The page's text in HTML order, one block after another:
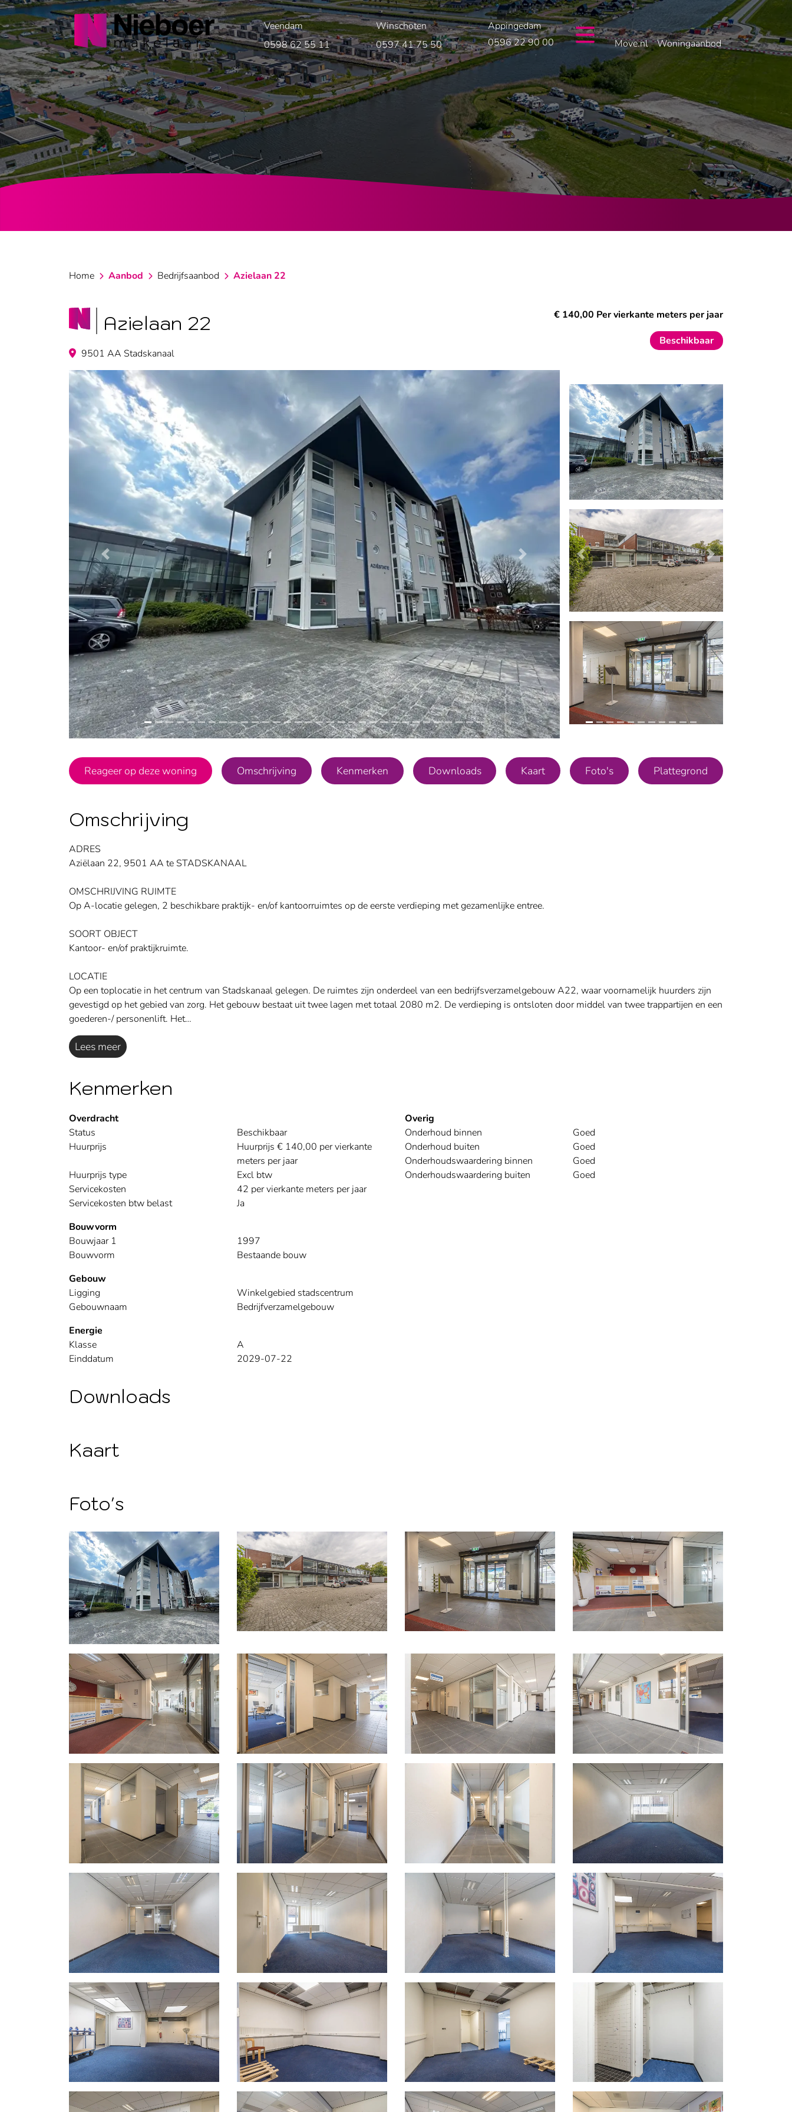
overslaan
Veendam
0598 62 55 11
Winschoten
0597 41 75 50
Appingedam
0596 22 90 00
Move.nl Woningaanbod
Home Aanbod Bedrijfsaanbod Azielaan 22
Azielaan 22
9501 AA Stadskanaal
€ 140,00 Per vierkante meters per jaar
Beschikbaar
Vorige Volgende Vorige Volgende
Reageer op deze woning Omschrijving Kenmerken Downloads Kaart Foto's Plattegrond
Omschrijving
ADRES
Aziëlaan 22, 9501 AA te STADSKANAAL
OMSCHRIJVING RUIMTE
Op A-locatie gelegen, 2 beschikbare praktijk- en/of kantoorruimtes op de eerste verdieping met gezamenlijke entree.
SOORT OBJECT
Kantoor- en/of praktijkruimte.
LOCATIE
Op een toplocatie in het centrum van Stadskanaal gelegen. De ruimtes zijn onderdeel van een bedrijfsverzamelgebouw A22, waar voornamelijk huurders zijn
gevestigd op het gebied van zorg. Het gebouw bestaat uit twee lagen met totaal 2080 m2. De verdieping is ontsloten door middel van twee trappartijen en een
goederen-/ personenlift. Het…
Lees meer
Kenmerken
Overdracht
Status
Beschikbaar
Huurprijs
Huurprijs € 140,00 per vierkante
meters per jaar
Huurprijs type
Excl btw
Servicekosten
42 per vierkante meters per jaar
Servicekosten btw belast
Ja
Bouwvorm
Bouwjaar 1
1997
Bouwvorm
Bestaande bouw
Gebouw
Ligging
Winkelgebied stadscentrum
Gebouwnaam
Bedrijfverzamelgebouw
Energie
Klasse
A
Einddatum
2029-07-22
Overig
Onderhoud binnen
Goed
Onderhoud buiten
Goed
Onderhoudswaardering binnen
Goed
Onderhoudswaardering buiten
Goed
Downloads
Kaart
Foto's
Foto
album
overslaan